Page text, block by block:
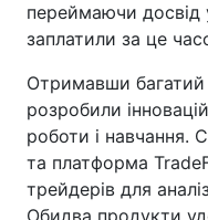
переймаючи досвід
заплатили за це
Отримавши багатий
розробили
роботи і навчання.
та платформа
трейдерів для
Обидва продукти